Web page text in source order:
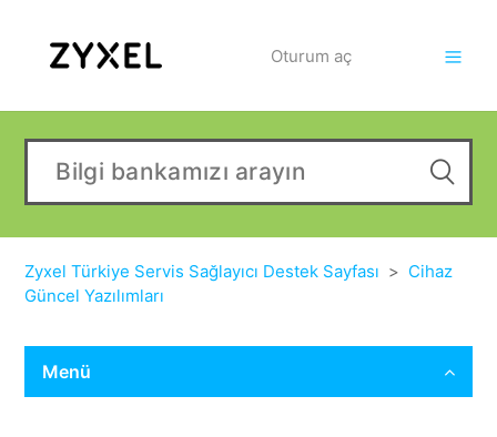
Oturum aç
Zyxel Türkiye Servis Sağlayıcı Destek Sayfası
Cihaz
Güncel Yazılımları
Menü